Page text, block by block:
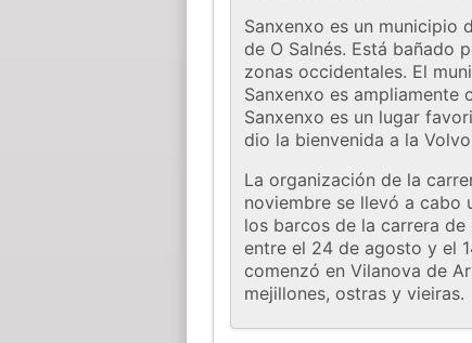
Sanxenxo es un municipio
de O Salnés. Está bañado
zonas occidentales. El
Sanxenxo es
Sanxenxo es un lugar
dio la bienvenida a la
La organización de la
noviembre se llevó a cabo
los barcos de la carrera de
entre el 24 de agosto y el
comenzó en Vilanova de
mejillones, ostras y vieiras.